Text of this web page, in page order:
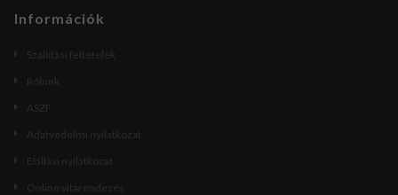
Információk
Szállítási feltételek
Rólunk
ÁSZF
Adatvédelmi nyilatkozat
Elállási nyilatkozat
Online vitarendezés